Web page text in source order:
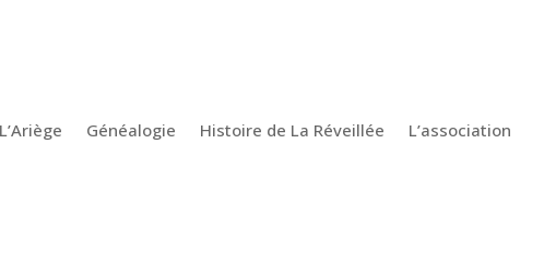
L’Ariège Généalogie Histoire de La Réveillée L’association